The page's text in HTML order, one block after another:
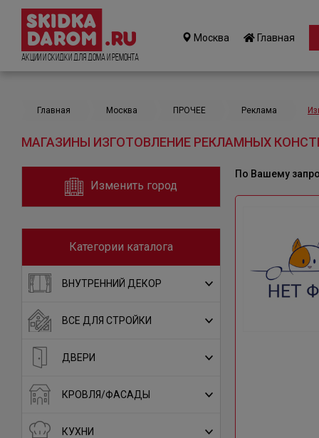
Акции и Скидки для дома и ремонта
Москва Главная
Главная Москва ПРОЧЕЕ Реклама
МАГАЗИНЫ ИЗГОТОВЛЕНИЕ РЕКЛАМНЫХ
Изменить город
Категории каталога
ВНУТРЕННИЙ ДЕКОР
ВСЕ ДЛЯ СТРОЙКИ
ДВЕРИ
КРОВЛЯ/ФАСАДЫ
КУХНИ
По Вашему